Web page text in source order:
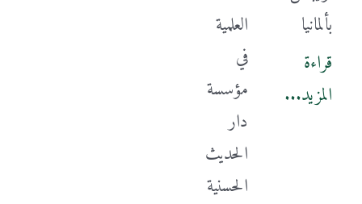
بألمانيا
قراءة
المزيد...
العلمية
في
مؤسسة
دار
الحديث
الحسنية